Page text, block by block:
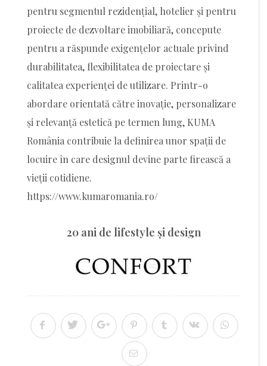
pentru segmentul rezidențial, hotelier și pentru
proiecte de dezvoltare imobiliară, concepute
pentru a răspunde exigențelor actuale privind
durabilitatea, flexibilitatea de proiectare și
calitatea experienței de utilizare. Printr-o
abordare orientată către inovație, personalizare
și relevanță estetică pe termen lung, KUMA
România contribuie la definirea unor spații de
locuire în care designul devine parte firească a
vieții cotidiene.
https://www.kumaromania.ro/
20 ani de lifestyle şi design